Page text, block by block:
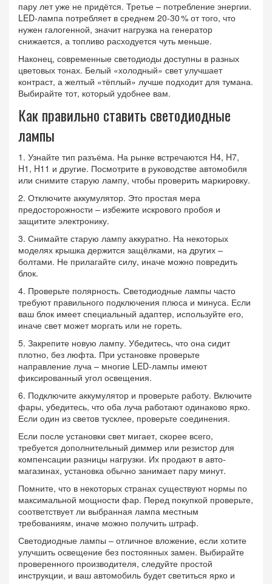
пару лет уже не придётся. Третье – потребление энергии.
LED‑лампа потребляет в среднем 20‑30 % от того, что
нужен галогенной, значит нагрузка на генератор
снижается, а топливо расходуется чуть меньше.
Наконец, современные светодиоды доступны в разных
цветовых тонах. Белый «холодный» свет улучшает
контраст, а желтый «тёплый» лучше подходит для тумана.
Выбирайте тот, который удобнее вам.
Как правильно ставить светодиодные
лампы
1. Узнайте тип разъёма. На рынке встречаются H4, H7,
H1, H11 и другие. Посмотрите в руководстве автомобиля
или снимите старую лампу, чтобы проверить маркировку.
2. Отключите аккумулятор. Это простая мера
предосторожности – избежите искрового пробоя и
защитите электронику.
3. Снимайте старую лампу аккуратно. На некоторых
моделях крышка держится защёлками, на других –
болтами. Не прилагайте силу, иначе можно повредить
блок.
4. Проверьте полярность. Светодиодные лампы часто
требуют правильного подключения плюса и минуса. Если
ваш блок имеет специальный адаптер, используйте его,
иначе свет может моргать или не гореть.
5. Закрепите новую лампу. Убедитесь, что она сидит
плотно, без люфта. При установке проверьте
направление луча – многие LED‑лампы имеют
фиксированный угол освещения.
6. Подключите аккумулятор и проверьте работу. Включите
фары, убедитесь, что оба луча работают одинаково ярко.
Если один из светов тусклее, проверьте соединения.
Если после установки свет мигает, скорее всего,
требуется дополнительный диммер или резистор для
компенсации разницы нагрузки. Их продают в авто-
магазинах, установка обычно занимает пару минут.
Помните, что в некоторых странах существуют нормы по
максимальной мощности фар. Перед покупкой проверьте,
соответствует ли выбранная лампа местным
требованиям, иначе можно получить штраф.
Светодиодные лампы – отличное вложение, если хотите
улучшить освещение без постоянных замен. Выбирайте
проверенного производителя, следуйте простой
инструкции, и ваш автомобиль будет светиться ярко и